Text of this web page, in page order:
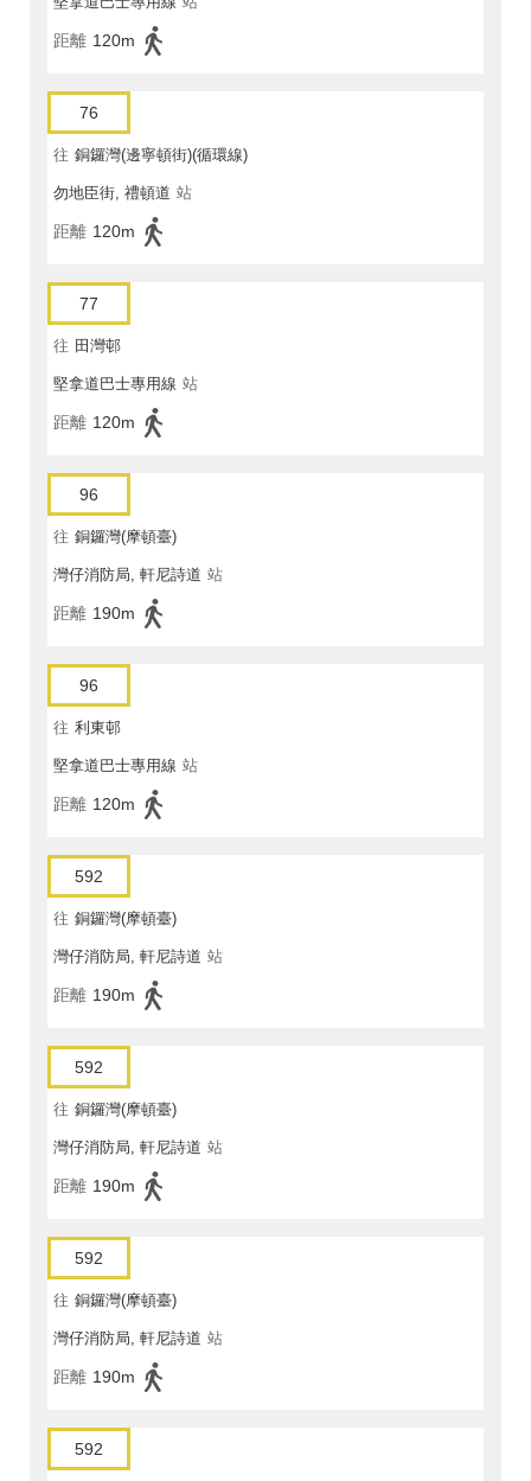
距離 120m
76
往 銅鑼灣(邊寧頓街)(循環線)
勿地臣街, 禮頓道 站
距離 120m
77
往 田灣邨
堅拿道巴士專用線 站
距離 120m
96
往 銅鑼灣(摩頓臺)
灣仔消防局, 軒尼詩道 站
距離 190m
96
往 利東邨
堅拿道巴士專用線 站
距離 120m
592
往 銅鑼灣(摩頓臺)
灣仔消防局, 軒尼詩道 站
距離 190m
592
往 銅鑼灣(摩頓臺)
灣仔消防局, 軒尼詩道 站
距離 190m
592
往 銅鑼灣(摩頓臺)
灣仔消防局, 軒尼詩道 站
距離 190m
592